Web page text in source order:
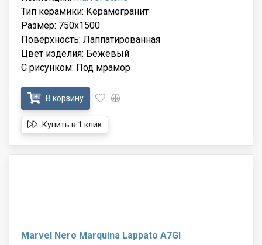
Тип керамики: Керамогранит
Размер: 750x1500
Поверхность: Лаппатированная
Цвет изделия: Бежевый
С рисунком: Под мрамор
В корзину
Купить в 1 клик
Marvel Nero Marquina Lappato A7GI